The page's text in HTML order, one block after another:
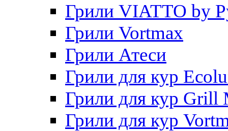
Грили VIATTO by
Грили Vortmax
Грили Атеси
Грили для кур
Грили для кур Grill
Грили для кур